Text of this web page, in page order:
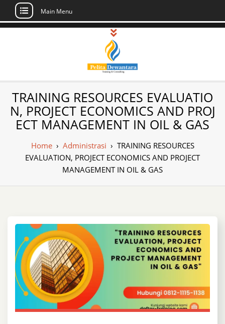
Skip
Main Menu
Pusat Pelatihan
dan Sertifikasi –
Daftar Training
Indonesia
Sertifikasi di Indonesia
TRAINING RESOURCES EVALUATIO
N, PROJECT ECONOMICS AND PROJ
ECT MANAGEMENT IN OIL & GAS
Home› Administrasi › TRAINING RESOURCES
EVALUATION, PROJECT ECONOMICS AND PROJECT
MANAGEMENT IN OIL & GAS